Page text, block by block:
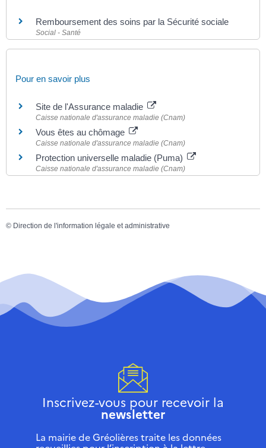
Remboursement des soins par la Sécurité sociale
Social - Santé
Pour en savoir plus
Site de l'Assurance maladie
Caisse nationale d'assurance maladie (Cnam)
Vous êtes au chômage
Caisse nationale d'assurance maladie (Cnam)
Protection universelle maladie (Puma)
Caisse nationale d'assurance maladie (Cnam)
© Direction de l'information légale et administrative
Inscrivez-vous pour recevoir la
newsletter
La mairie de Gréolières traite les données